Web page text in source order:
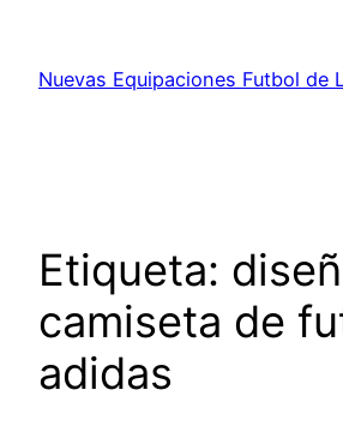
contenido
Nuevas Equipaciones Futbol de
Etiqueta:
camiseta de
adidas